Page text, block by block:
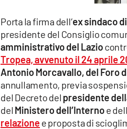
Vai
Porta la firma dell’ex sindaco
presidente del Consiglio
amministrativo del Lazio
Tropea, avvenuto il 24 aprile
Antonio Morcavallo, del Foro
annullamento, previa
del Decreto del presidente
del Ministero dell’Internoe
relazione e proposta di